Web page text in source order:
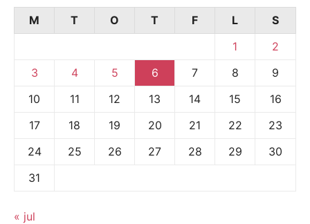
M
T O T F L
S
1
2
3
4 5 6 7 8
9
10
11 12 13 14 15
16
17
18 19 20 21 22
23
24
25 26 27 28 29
30
31
« jul